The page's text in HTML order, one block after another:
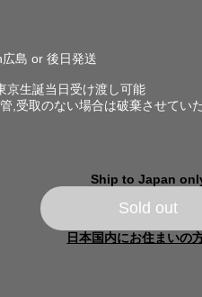
島 or 後日発送
生誕当日受け渡し可能
,受取のない場合は破棄させてい
Ship to Japan
Sold out
日本国内にお住まいの